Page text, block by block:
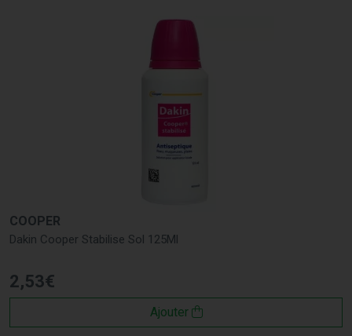
COOPER
Dakin Cooper Stabilise Sol 125Ml
2,53€
Ajouter